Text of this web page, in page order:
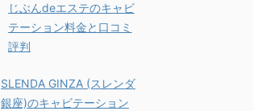
じぶんdeエステのキャビ
テーション料金と口コミ
評判
SLENDA GINZA (スレンダ
銀座)のキャビテーション